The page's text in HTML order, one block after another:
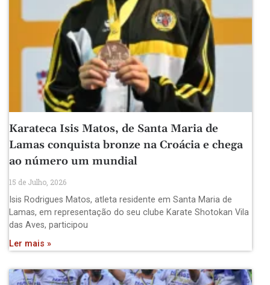
Karateca Isis Matos, de Santa Maria de
Lamas conquista bronze na Croácia e chega
ao número um mundial
15 de Julho, 2026
Isis Rodrigues Matos, atleta residente em Santa Maria de
Lamas, em representação do seu clube Karate Shotokan Vila
das Aves, participou
Ler mais »